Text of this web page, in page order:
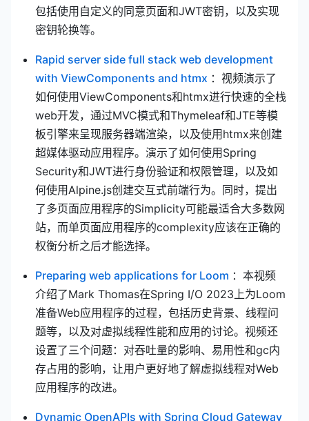
包括使用自定义的同意页面和JWT密钥，以及实现
密钥轮换等。
Rapid server side full stack web development
with ViewComponents and htmx (opens new
：视频演示了
如何使用ViewComponents和htmx进行快速的全栈
web开发，通过MVC模式和Thymeleaf和JTE等模
板引擎来呈现服务器端渲染，以及使用htmx来创建
超媒体驱动应用程序。演示了如何使用Spring
Security和JWT进行身份验证和权限管理，以及如
何使用Alpine.js创建交互式前端行为。同时，提出
了多页面应用程序的Simplicity可能最适合大多数网
站，而单页面应用程序的complexity应该在正确的
权衡分析之后才能选择。
Preparing web applications for Loom (opens new
：本视频
介绍了Mark Thomas在Spring I/O 2023上为Loom
准备Web应用程序的过程，包括历史背景、线程问
题等，以及对虚拟线程性能和应用的讨论。视频还
设置了三个问题：对吞吐量的影响、易用性和gc内
存占用的影响，让用户更好地了解虚拟线程对Web
应用程序的改进。
Dynamic OpenAPIs with Spring Cloud Gateway